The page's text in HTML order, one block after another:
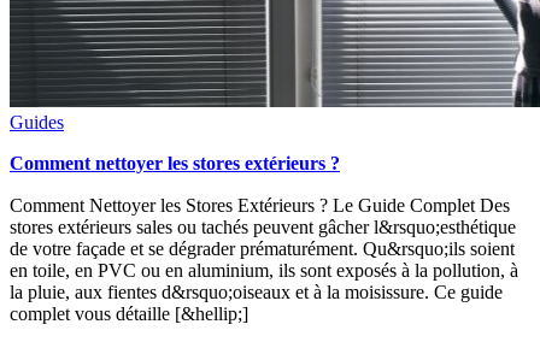
Guides
Comment nettoyer les stores extérieurs ?
Comment Nettoyer les Stores Extérieurs ? Le Guide Complet Des
stores extérieurs sales ou tachés peuvent gâcher l&rsquo;esthétique
de votre façade et se dégrader prématurément. Qu&rsquo;ils soient
en toile, en PVC ou en aluminium, ils sont exposés à la pollution, à
la pluie, aux fientes d&rsquo;oiseaux et à la moisissure. Ce guide
complet vous détaille [&hellip;]